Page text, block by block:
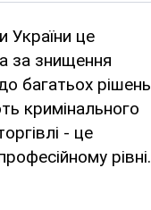
України це
за знищення
багатьох рішень
кримінального
- це
рівні.